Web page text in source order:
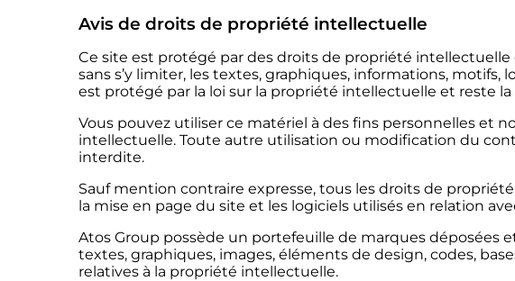
Avis de droits de propriété intellectuelle
Ce site est protégé par des droits de propriété intellectuelle
sans s’y limiter, les textes, graphiques, informations, motifs,
est protégé par la loi sur la propriété intellectuelle et reste
Vous pouvez utiliser ce matériel à des fins personnelles et
intellectuelle. Toute autre utilisation ou modification du
interdite.
Sauf mention contraire expresse, tous les droits de
la mise en page du site et les logiciels utilisés en relation
Atos Group possède un portefeuille de marques déposées
textes, graphiques, images, éléments de design, codes,
relatives à la propriété intellectuelle.